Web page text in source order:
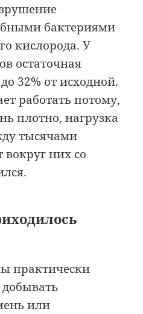
бактериями
кислорода. У
остаточная
32% от исходной.
работать потому,
плотно, нагрузка
тысячами
вокруг них со
практически
или